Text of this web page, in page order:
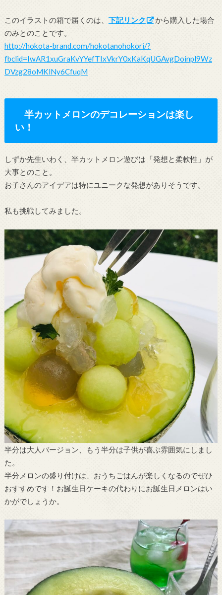
このイラストの箱で届くのは、 下記リンク
から購入した場合
のみとのことです。
http://hokota-brand.com/hokotanohokori/?
fbclid=IwAR1xuGraKvYYefTIxVkrY0xKaKqUGAvgDoinpl9Wz
DVzg28oMKlNy6CfuqM
半カットメロンのデコレーションは楽し
い！
しずか先生いわく、半カットメロン遊びは「発想と柔軟性」が
大事とのこと。
お子さんのアイデアは特にユニークな発想がありそうです。
私も挑戦してみました。
半分は大人バージョン、もう半分は子供が喜ぶ雰囲気にしまし
た。
半分メロンの盛り付けは、おうちごはんが楽しくなるのでぜひ
おすすめです！お誕生日ケーキの代わりにお誕生日メロンはい
かがでしょうか。